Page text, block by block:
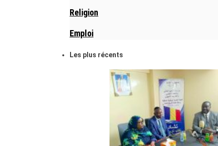
Religion
Emploi
Les plus récents